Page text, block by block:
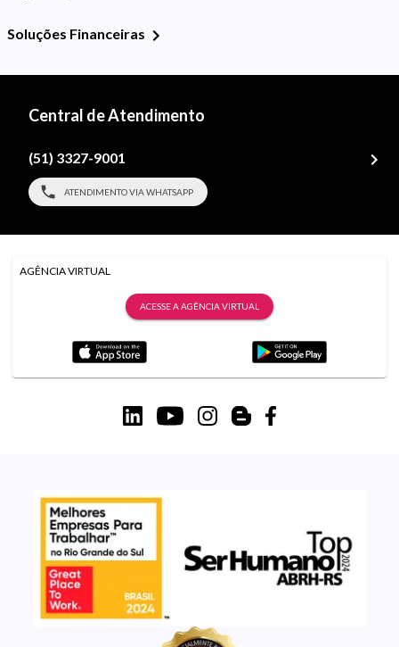
Soluções Financeiras
Central de Atendimento
(51) 3327-9001
ATENDIMENTO VIA WHATSAPP
AGÊNCIA VIRTUAL
ACESSE A AGÊNCIA VIRTUAL